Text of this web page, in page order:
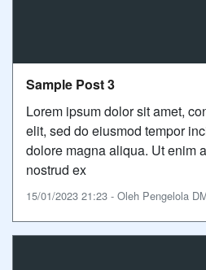
Sample Post 3
Lorem ipsum dolor sit amet,
elit, sed do eiusmod tempor
dolore magna aliqua. Ut enim
nostrud ex
15/01/2023 21:23 - Oleh Pengelola